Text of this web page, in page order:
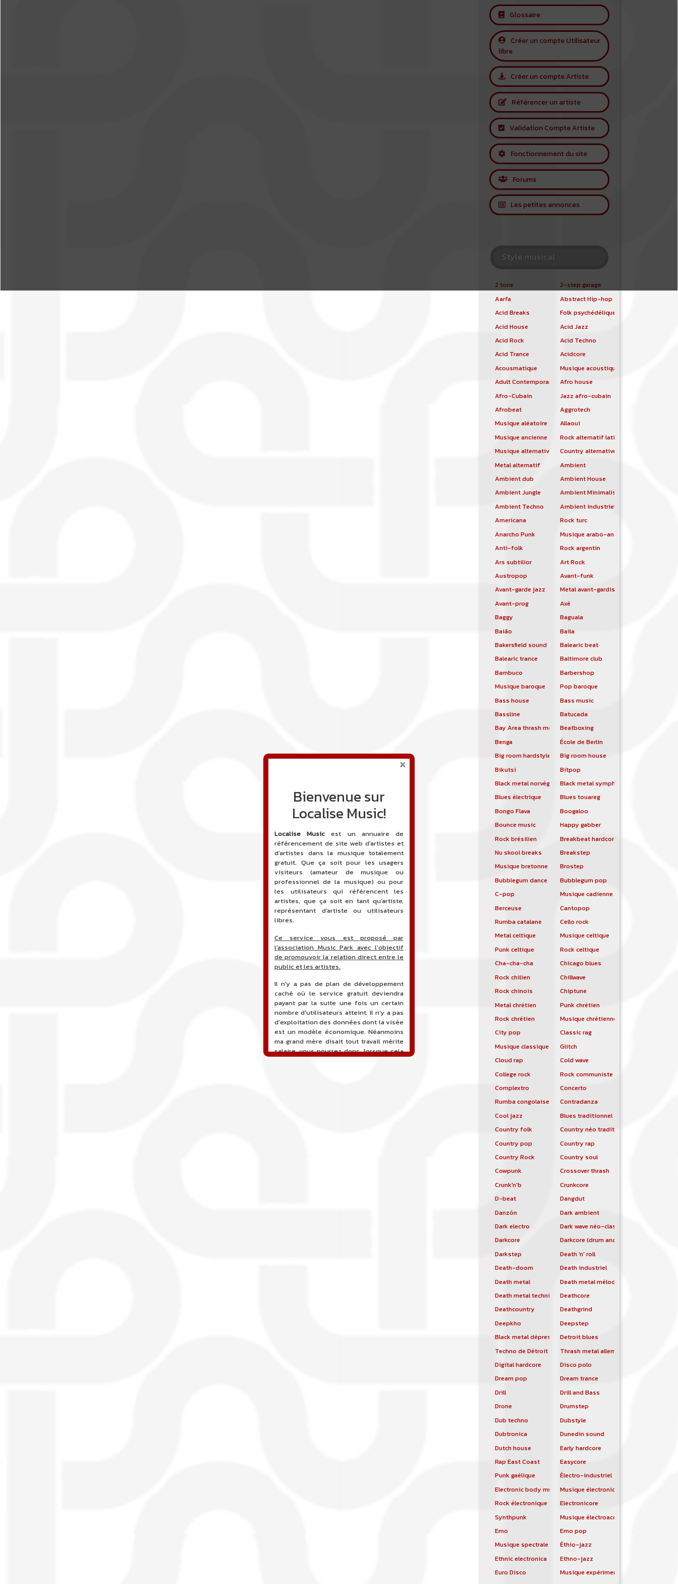
Glossaire
Créer un compte Utilisateur
libre
Créer un compte Artiste
Référencer un artiste
Validation Compte Artiste
Fonctionnement du site
Forums
Les petites annonces
Style musical
2 tone
2-step garage
Aarfa
Abstract Hip-hop
Acid Breaks
Folk psychédélique
Acid House
Acid Jazz
Acid Rock
Acid Techno
Acid Trance
Acidcore
Acousmatique
Musique acoustique
Adult Contemporary
Afro house
Afro-Cubain
Jazz afro-cubain
Afrobeat
Aggrotech
Musique aléatoire
Allaoui
Musique ancienne
Rock alternatif latino
Musique alternative
Country alternative
Metal alternatif
Ambient
Ambient dub
Ambient House
Ambient Jungle
Ambient Minimalist
Ambient Techno
Ambient industriel
Americana
Rock turc
Anarcho Punk
Musique arabo-andalouse
Anti-folk
Rock argentin
Ars subtilior
Art Rock
Austropop
Avant-funk
Avant-garde jazz
Metal avant-gardiste
Avant-prog
Axé
Baggy
Baguala
Baião
Baila
Bakersfield sound
Balearic beat
Balearic trance
Baltimore club
Bambuco
Barbershop
Musique baroque
Pop baroque
Bass house
Bass music
Bassline
Batucada
Bay Area thrash metal Beatboxing
Benga
École de Berlin
Big room hardstyle
Big room house
Bikutsi
Bitpop
Black metal norvégien
Black metal symphonique
Blues électrique
Blues touareg
Bongo Flava
Boogaloo
Bounce music
Happy gabber
Rock brésilien
Breakbeat hardcore
Nu skool breaks
Breakstep
Musique bretonne
Brostep
Bubblegum dance
Bubblegum pop
C-pop
Musique cadienne
Berceuse
Cantopop
Rumba catalane
Cello rock
Metal celtique
Musique celtique
Punk celtique
Rock celtique
Cha-cha-cha
Chicago blues
Rock chilien
Chillwave
Rock chinois
Chiptune
Metal chrétien
Punk chrétien
Rock chrétien
Musique chrétienne contemporaine
City pop
Classic rag
Musique classique
Glitch
Cloud rap
Cold wave
College rock
Rock communiste
Complextro
Concerto
Rumba congolaise
Contradanza
Cool jazz
Blues traditionnel
Country folk
Country néo traditionnelle
Country pop
Country rap
Country Rock
Country soul
Cowpunk
Crossover thrash
Crunk'n'b
Crunkcore
D-beat
Dangdut
Danzón
Dark ambient
Dark electro
Dark wave néo-classique
Darkcore
Darkcore (drum and bass)
Darkstep
Death 'n' roll
Death-doom
Death industriel
Death metal
Death metal mélodique
Death metal techniqueDeathcore
Deathcountry
Deathgrind
Deepkho
Deepstep
Black metal dépressif Detroit blues
Techno de Détroit
Thrash metal allemand
Digital hardcore
Disco polo
Dream pop
Dream trance
Drill
Drill and Bass
Drone
Drumstep
Dub techno
Dubstyle
Dubtronica
Dunedin sound
Dutch house
Early hardcore
Rap East Coast
Easycore
Punk gaélique
Électro-industriel
Electronic body musicMusique électronique
Rock électronique
Electronicore
Synthpunk
Musique électroacoustique
Emo
Emo pop
Musique spectrale
Éthio-jazz
Ethnic electronica
Ethno-jazz
Euro Disco
Musique expérimentale
Bienvenue sur
Localise Music!
Localise Music est un annuaire de
référencement de site web d'artistes et
d'artistes dans la musique totalement
gratuit. Que ça soit pour les usagers
visiteurs (amateur de musique ou
professionnel de la musique) ou pour
les utilisateurs qui référencent les
artistes, que ça soit en tant qu'artiste,
représentant d'artiste ou utilisateurs
libres.
Ce service vous est proposé par
l'association Music Park avec l'objectif
de promouvoir la relation direct entre le
public et les artistes.
Il n'y a pas de plan de développement
caché où le service gratuit deviendra
payant par la suite une fois un certain
nombre d'utilisateurs atteint. Il n'y a pas
d'exploitation des données dont la visée
est un modèle économique. Néanmoins
ma grand mère disait tout travail mérite
salaire, vous pourrez donc, lorsque cela